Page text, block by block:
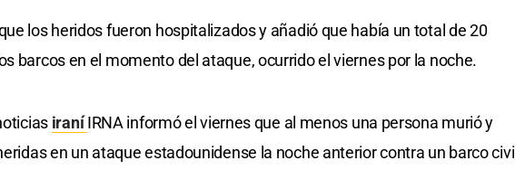
los heridos fueron hospitalizados y añadió que había un total de 20
barcos en el momento del ataque, ocurrido el viernes por la noche.
iraníIRNA informó el viernes que al menos una persona murió y
en un ataque estadounidense la noche anterior contra un barco civil